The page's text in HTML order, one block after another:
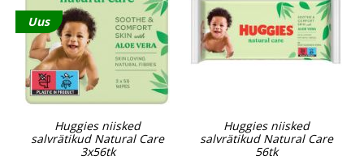
Uus
Huggies niisked
salvrätikud Natural Care
3x56tk
Huggies niisked
salvrätikud Natural Care
56tk